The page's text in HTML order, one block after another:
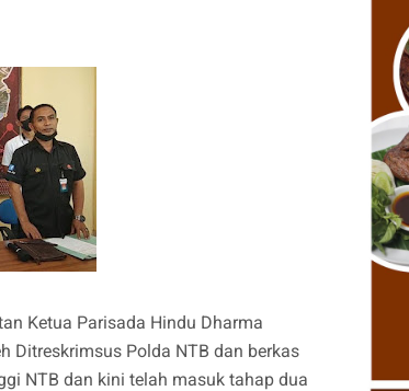
Ketua Parisada Hindu Dharma
Ditreskrimsus Polda NTB dan berkas
NTB dan kini telah masuk tahap dua